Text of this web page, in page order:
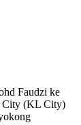
Faudzi ke
City (KL City)